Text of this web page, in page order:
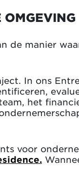
OMGEVING
de manier
In ons
het
voor